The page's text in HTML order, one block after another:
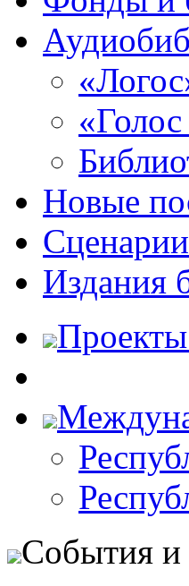
«Голос
Новые
Издания
События и